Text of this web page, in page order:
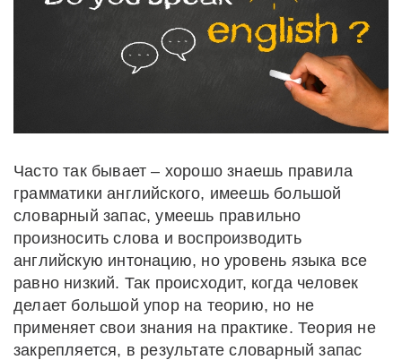
Часто так бывает – хорошо знаешь правила
грамматики английского, имеешь большой
словарный запас, умеешь правильно
произносить слова и воспроизводить
английскую интонацию, но уровень языка все
равно низкий. Так происходит, когда человек
делает большой упор на теорию, но не
применяет свои знания на практике. Теория не
закрепляется, в результате словарный запас